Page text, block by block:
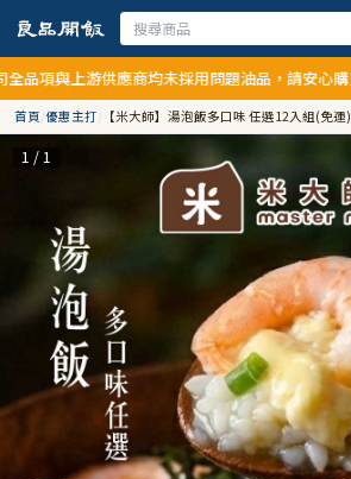
應商均未採用問題油品，請安心購買食用
首頁/優惠主打/ 【米大師】湯泡飯多口味 任選12入組(免運)
1 / 1